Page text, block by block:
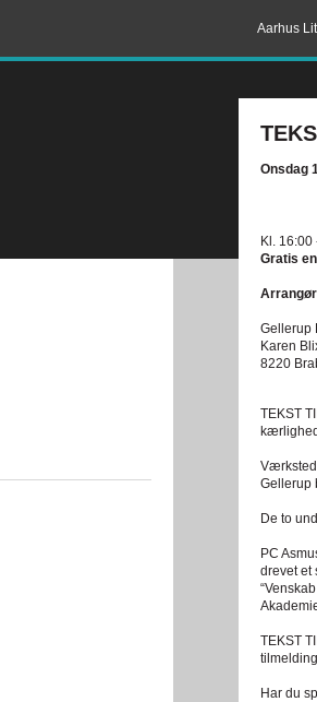
Aarhus
Onsdag
Kl. 16:00
Gratis
Gellerup
Karen
8220
TEKST
Gellerup
De to
PC
drevet et
TEKST
Har du